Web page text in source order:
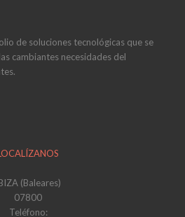
de soluciones tecnológicas que se
cambiantes necesidades del
(Baleares)
07800
Teléfono: